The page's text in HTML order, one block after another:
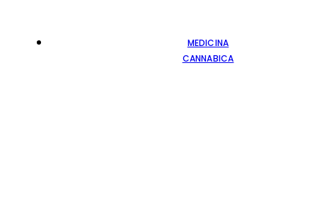
MEDICINA
CANNABICA